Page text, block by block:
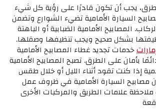
يجب أن تكون قادرًا على رؤية كل شيء
السيارة الأمامية تضيء الشوارع وتضمن
المصابيح الأمامية الضبابية أو الباهتة
بشكل صحيح ويجب تنظيفها وصقلها.
خدمات تجديد غطاء المصابيح الأمامية
بأمان على الطرق. تصبح المصابيح الأمامية
إذا كنت تقود أثناء الليل أو خلال طقس
مصابيح السيارة الأمامية في ظروف عمل
ملاحظة علامات الطريق والمركبات الأخرى